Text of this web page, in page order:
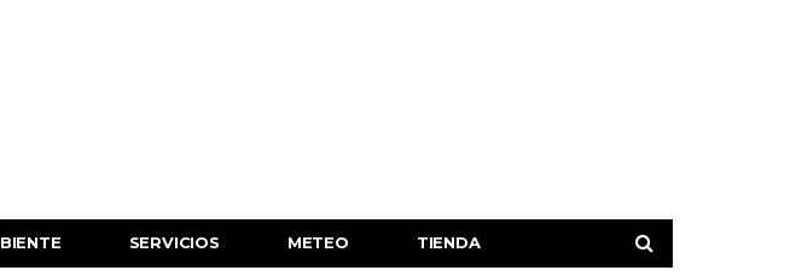
SERVICIOS METEO TIENDA